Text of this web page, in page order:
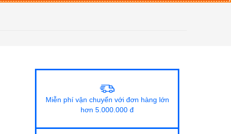
Miễn phí vận chuyển với đơn hàng lớn
hơn 5.000.000 đ